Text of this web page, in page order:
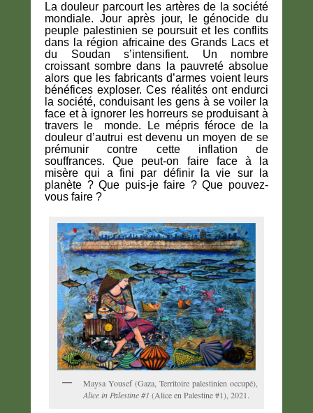
La douleur parcourt les artères de la société
mondiale. Jour après jour, le génocide du
peuple palestinien se poursuit et les conflits
dans la région africaine des Grands Lacs et
du Soudan s’intensifient. Un nombre
croissant sombre dans la pauvreté absolue
alors que les fabricants d’armes voient leurs
bénéfices exploser. Ces réalités ont endurci
la société, conduisant les gens à se voiler la
face et à ignorer les horreurs se produisant à
travers le monde. Le mépris féroce de la
douleur d’autrui est devenu un moyen de se
prémunir contre cette inflation de
souffrances. Que peut-on faire face à la
misère qui a fini par définir la vie sur la
planète ? Que puis-je faire ? Que pouvez-
vous faire ?
Maysa Yousef (Gaza, Territoire palestinien occupé),
Alice in Palestine #1 (Alice en Palestine #1), 2021.